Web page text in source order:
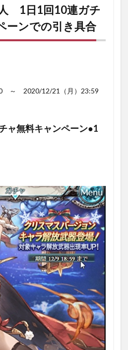
1日1回10連ガチ
ーンでの引き具合
～ 2020/12/21（月）23:59
ャ無料キャンペーン●1